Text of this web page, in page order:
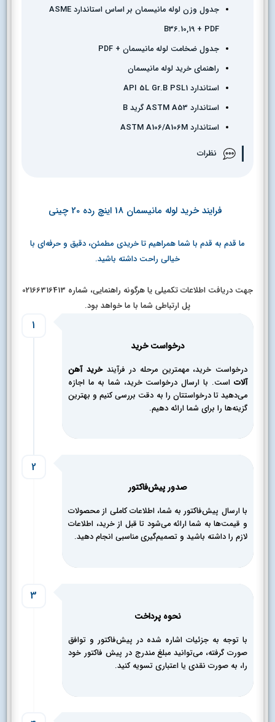
جدول وزن لوله مانیسمان بر اساس استاندارد ASME
B36.10,19 + PDF
جدول ضخامت لوله مانیسمان + PDF
راهنمای خرید لوله مانیسمان
استاندارد API 5L Gr.B PSL1
استاندارد ASTM A53 گرید B
استاندارد ASTM A106/A106M
نظرات
فرایند خرید لوله مانیسمان 18 اینچ رده 20 چینی
ما قدم به قدم با شما همراهیم تا خریدی مطمئن، دقیق و حرفه‌ای با
خیالی راحت داشته باشید.
جهت دریافت اطلاعات تکمیلی یا هرگونه راهنمایی، شماره 02166316413
پل ارتباطی شما با ما خواهد بود.
درخواست خرید
درخواست خرید، مهمترین مرحله در فرآیندخرید آهن
است. با ارسال درخواست خرید، شما به ما اجازه
می‌دهید تا درخواستتان را به دقت بررسی کنیم و بهترین
گزینه‌ها را برای شما ارائه دهیم.
صدور پیش‌فاکتور
با ارسال پیش‌فاکتور به شما، اطلاعات کاملی از محصولات
و قیمت‌ها به شما ارائه می‌شود تا قبل از خرید، اطلاعات
لازم را داشته باشید و تصمیم‌گیری مناسبی انجام دهید.
نحوه پرداخت
با توجه به جزئیات اشاره شده در پیش‌فاکتور و توافق
صورت گرفته، می‌توانید مبلغ مندرج در پیش فاکتور خود
را، به صورت نقدی یا اعتباری تسویه کنید.